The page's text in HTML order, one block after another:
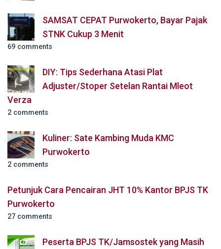
SAMSAT CEPAT Purwokerto, Bayar Pajak
STNK Cukup 3 Menit
69 comments
DIY: Tips Sederhana Atasi Plat
Adjuster/Stoper Setelan Rantai Mleot
Verza
2 comments
Kuliner: Sate Kambing Muda KMC
Purwokerto
2 comments
Petunjuk Cara Pencairan JHT 10% Kantor BPJS TK
Purwokerto
27 comments
Peserta BPJS TK/Jamsostek yang Masih